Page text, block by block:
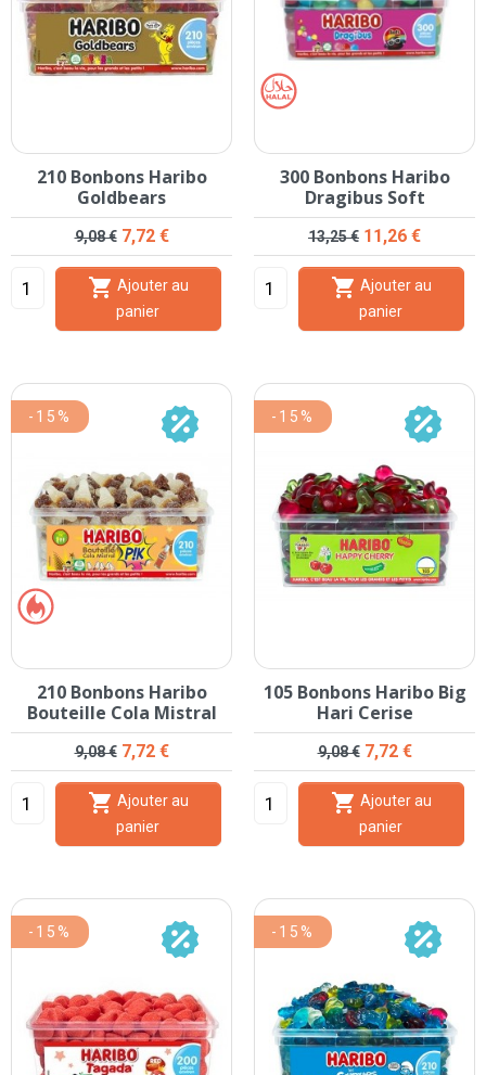
210 Bonbons Haribo
Goldbears
Prix de base
9,08 € Prix
7,72 €

panier
300 Bonbons Haribo
Dragibus Soft
Prix de base
13,25 € Prix
11,26 €

panier
210 Bonbons Haribo
Bouteille Cola Mistral
Prix de base
9,08 € Prix
7,72 €

panier
-15%
105 Bonbons Haribo Big
Hari Cerise
Prix de base
9,08 € Prix
7,72 €

panier
-15%
-15% -15%